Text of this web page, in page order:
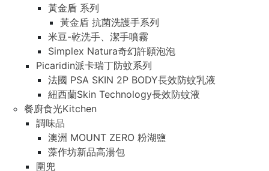
黃金盾 系列
黃金盾 抗菌洗護手系列
米豆-乾洗手、潔手噴霧
Simplex Natura奇幻許願泡泡
Picaridin派卡瑞丁防蚊系列
法國 PSA SKIN 2P BODY長效防蚊乳液
紐西蘭Skin Technology長效防蚊液
餐廚食光Kitchen
調味品
澳洲 MOUNT ZERO 粉湖鹽
藻作坊新品高湯包
圍兜